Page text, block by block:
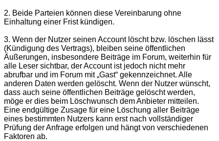
2. Beide Parteien können diese Vereinbarung ohne
Einhaltung einer Frist kündigen.
3. Wenn der Nutzer seinen Account löscht bzw. löschen lässt
(Kündigung des Vertrags), bleiben seine öffentlichen
Äußerungen, insbesondere Beiträge im Forum, weiterhin für
alle Leser sichtbar, der Account ist jedoch nicht mehr
abrufbar und im Forum mit „Gast“ gekennzeichnet. Alle
anderen Daten werden gelöscht. Wenn der Nutzer wünscht,
dass auch seine öffentlichen Beiträge gelöscht werden,
möge er dies beim Löschwunsch dem Anbieter mitteilen.
Eine endgültige Zusage für eine Löschung aller Beiträge
eines bestimmten Nutzers kann erst nach vollständiger
Prüfung der Anfrage erfolgen und hängt von verschiedenen
Faktoren ab.